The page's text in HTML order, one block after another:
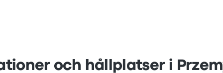
och hållplatser i